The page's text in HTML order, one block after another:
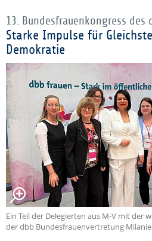
13. Bundesfrauenkongress des
Starke Impulse für
Demokratie
Ein Teil der Delegierten aus M-V mit der
der dbb Bundesfrauenvertretung